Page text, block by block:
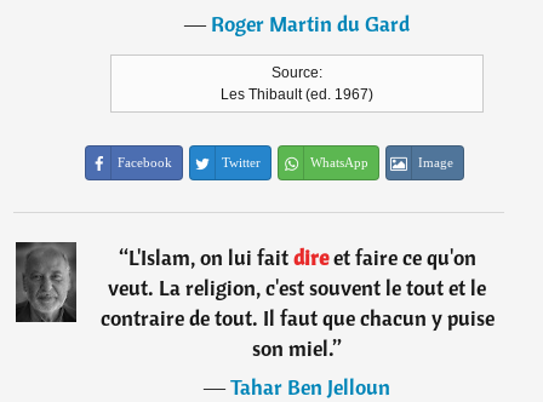
―Roger Martin du Gard
Source:
Les Thibault (ed. 1967)
Facebook Twitter WhatsApp Image
“L'Islam, on lui faitdireet faire ce qu'on
veut. La religion, c'est souvent le tout et le
contraire de tout. Il faut que chacun y puise
son miel.”
―Tahar Ben Jelloun